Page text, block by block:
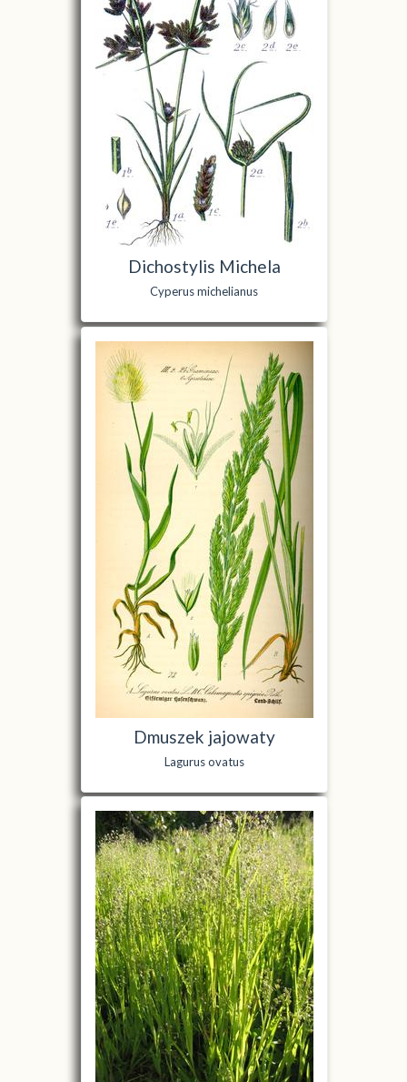
Dichostylis Michela
Cyperus michelianus
Dmuszek jajowaty
Lagurus ovatus